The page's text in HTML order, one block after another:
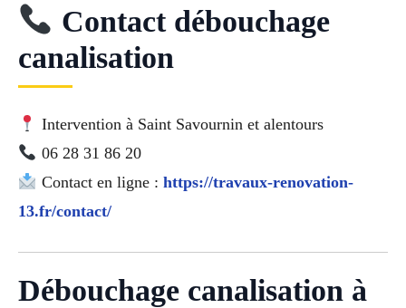
Contact débouchage
canalisation
Intervention à Saint Savournin et alentours
06 28 31 86 20
Contact en ligne : https://travaux-renovation-
13.fr/contact/
Débouchage canalisation à